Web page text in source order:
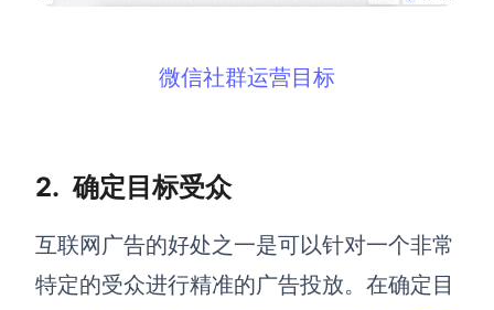
AI生成思维导图
AI生成鱼骨图
AI生成甘特图
AI生成组织结构图
微信社群运营目标
2. 确定目标受众
互联网广告的好处之一是可以针对一个非常
特定的受众进行精准的广告投放。在确定目